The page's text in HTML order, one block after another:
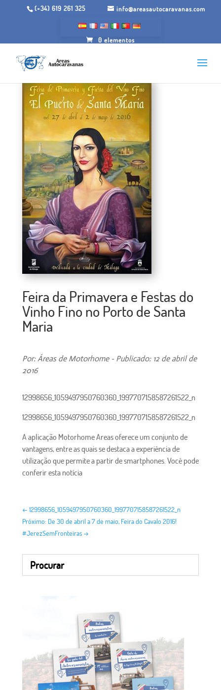
(+34) 619 261 325 info@areasautocaravanas.com
0 elementos
Feira da Primavera e Festas do
Vinho Fino no Porto de Santa
Maria
Por: Áreas de Motorhome - Publicado: 12 de abril de
2016
12998656_1059497950760360_1997707158587261522_n
12998656_1059497950760360_1997707158587261522_n
A aplicação Motorhome Areas oferece um conjunto de
vantagens, entre as quais se destaca a experiência de
utilização que permite a partir de smartphones. Você pode
conferir esta notícia
← 12998656_1059497950760360_1997707158587261522_n
Próximo: De 30 de abril a 7 de maio, Feira do Cavalo 2016!
#JerezSemFronteiras→